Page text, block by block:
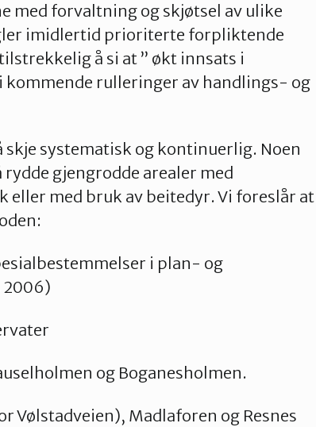
med forvaltning og skjøtsel av ulike
imidlertid prioriterte forpliktende
å si at ” økt innsats i
kommende rulleringer av handlings- og
systematisk og kontinuerlig. Noen
gjengrodde arealer med
eller med bruk av beitedyr. Vi foreslår at
i plan- og
2006)
og Boganesholmen.
Vølstadveien), Madlaforen og Resnes